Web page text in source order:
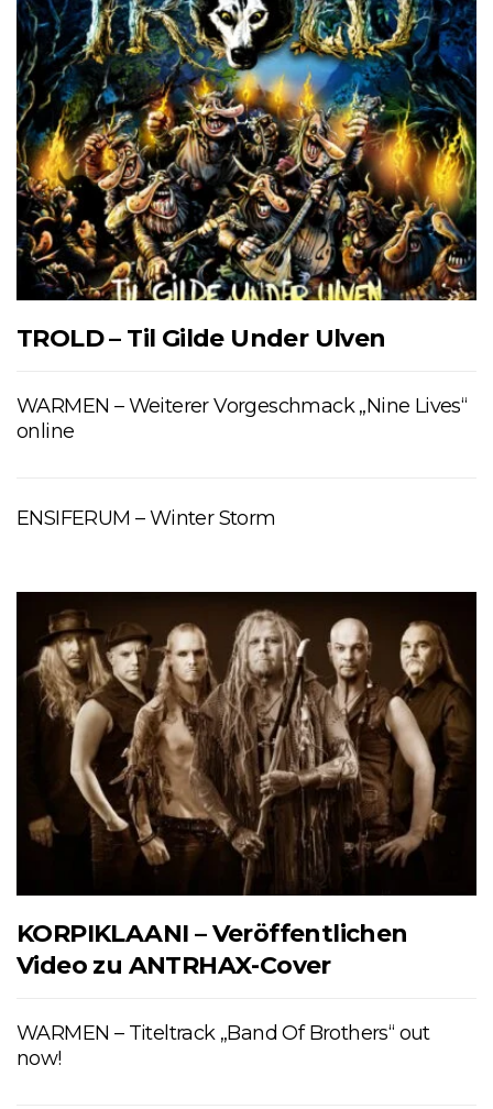
TROLD – Til Gilde Under Ulven
WARMEN – Weiterer Vorgeschmack „Nine Lives“
online
ENSIFERUM – Winter Storm
KORPIKLAANI – Veröffentlichen
Video zu ANTRHAX-Cover
WARMEN – Titeltrack „Band Of Brothers“ out
now!